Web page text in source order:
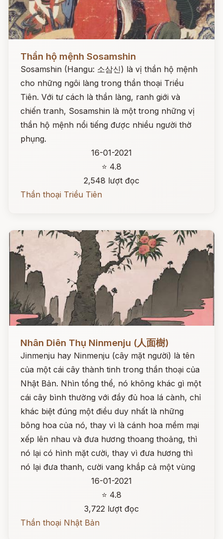
Đọc ngay
Thần hộ mệnh Sosamshin
Sosamshin (Hangu: 소삼신) là vị thần hộ mệnh
cho những ngôi làng trong thần thoại Triều
Tiên. Với tư cách là thần làng, ranh giới và
chiến tranh, Sosamshin là một trong những vị
thần hộ mệnh nổi tiếng được nhiều người thờ
phụng.
16-01-2021
⭐ 4.8
2,548 lượt đọc
Thần thoại Triều Tiên
Nhân Diên Thụ Ninmenju (人面樹)
Jinmenju hay Ninmenju (cây mặt người) là tên
của một cái cây thành tinh trong thần thoại của
Nhật Bản. Nhìn tổng thể, nó không khác gì một
cái cây bình thường với đầy đủ hoa lá cành, chỉ
khác biệt đúng một điều duy nhất là những
bông hoa của nó, thay vì là cánh hoa mềm mại
xếp lên nhau và đưa hương thoang thoảng, thì
nó lại có hình mặt cười, thay vì đưa hương thì
nó lại đưa thanh, cười vang khắp cả một vùng
16-01-2021
⭐ 4.8
3,722 lượt đọc
Thần thoại Nhật Bản